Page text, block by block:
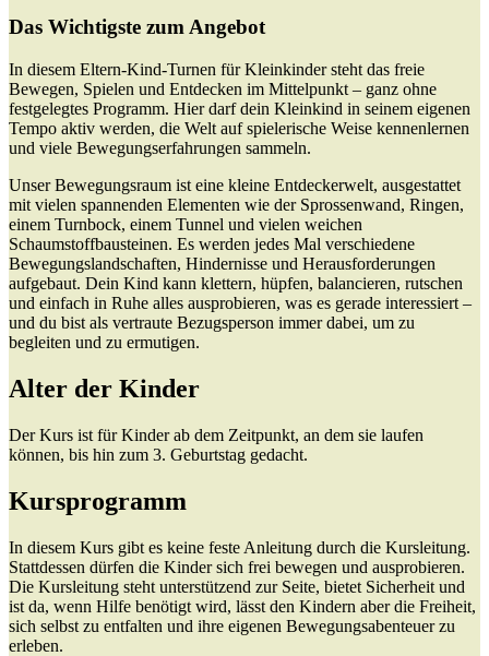
Das Wichtigste zum Angebot
In diesem Eltern-Kind-Turnen für Kleinkinder steht das freie
Bewegen, Spielen und Entdecken im Mittelpunkt – ganz ohne
festgelegtes Programm. Hier darf dein Kleinkind in seinem eigenen
Tempo aktiv werden, die Welt auf spielerische Weise kennenlernen
und viele Bewegungserfahrungen sammeln.
Unser Bewegungsraum ist eine kleine Entdeckerwelt, ausgestattet
mit vielen spannenden Elementen wie der Sprossenwand, Ringen,
einem Turnbock, einem Tunnel und vielen weichen
Schaumstoffbausteinen. Es werden jedes Mal verschiedene
Bewegungslandschaften, Hindernisse und Herausforderungen
aufgebaut. Dein Kind kann klettern, hüpfen, balancieren, rutschen
und einfach in Ruhe alles ausprobieren, was es gerade interessiert –
und du bist als vertraute Bezugsperson immer dabei, um zu
begleiten und zu ermutigen.
Alter der Kinder
Der Kurs ist für Kinder ab dem Zeitpunkt, an dem sie laufen
können, bis hin zum 3. Geburtstag gedacht.
Kursprogramm
In diesem Kurs gibt es keine feste Anleitung durch die Kursleitung.
Stattdessen dürfen die Kinder sich frei bewegen und ausprobieren.
Die Kursleitung steht unterstützend zur Seite, bietet Sicherheit und
ist da, wenn Hilfe benötigt wird, lässt den Kindern aber die Freiheit,
sich selbst zu entfalten und ihre eigenen Bewegungsabenteuer zu
erleben.